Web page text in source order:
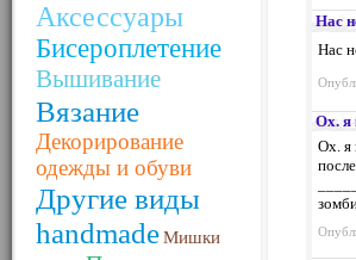
Аксессуары
Бисероплетение
Вышивание
Вязание
Декорирование
одежды и обуви
Другие виды
handmadeМишки
Нас
Нас
Ох. я
Ох. я